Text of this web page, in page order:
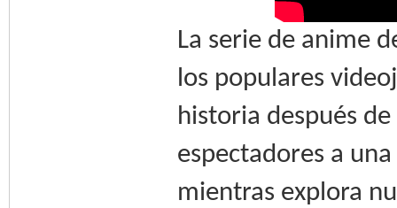
La serie de anime
los populares
historia después
espectadores a
mientras explora